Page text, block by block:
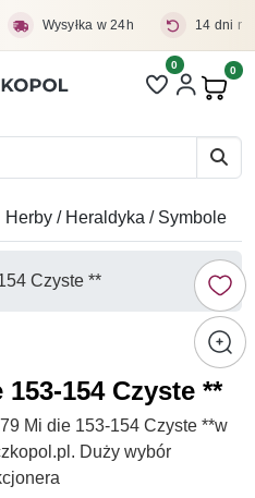
Wysyłka w 24h 14 dni
Liczba pozycji
0 0
Herby / Heraldyka / Symbole
154 Czyste **
Mi die 153-154 Czyste **w
Duży wybór